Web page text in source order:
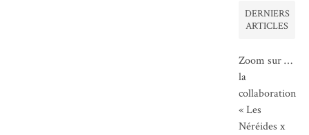
DERNIERS
ARTICLES
Zoom sur …
la
collaboration
« Les
Néréides x